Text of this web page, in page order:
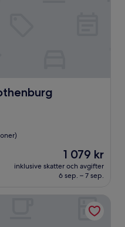
Priset
är
1 079 kr
1 079 kr
inklusive skatter och avgifter
6 sep. – 7 sep.